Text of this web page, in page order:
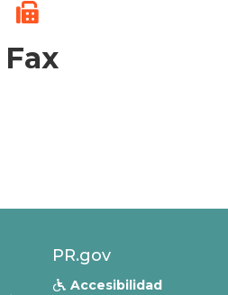

Fax
PR.gov
 Accesibilidad